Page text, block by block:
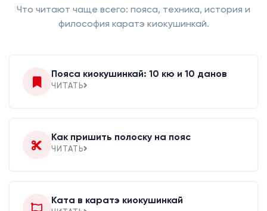
Что читают чаще всего: пояса, техника, история и
философия каратэ киокушинкай.
Пояса киокушинкай: 10 кю и 10 данов
ЧИТАТЬ
Как пришить полоску на пояс
ЧИТАТЬ
Ката в каратэ киокушинкай